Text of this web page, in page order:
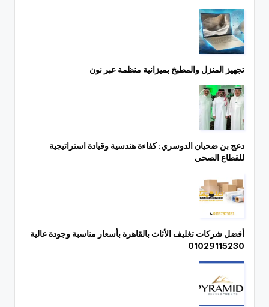
تجهيز المنزل والمطبخ بميزانية منظمة عبر نون
دعج بن ضحيان الدوسري: كفاءة هندسية وقيادة استراتيجية
للقطاع الصحي
أفضل شركات تغليف الأثاث بالقاهرة بأسعار مناسبة وجودة عالية
01029115230